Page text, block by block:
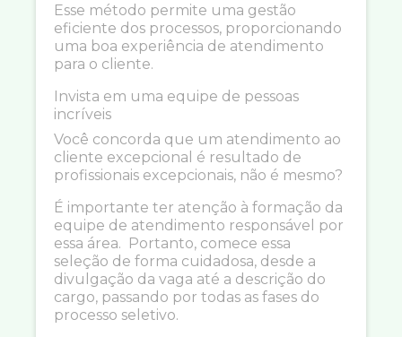
Esse método permite uma gestão
eficiente dos processos, proporcionando
uma boa experiência de atendimento
para o cliente.
Invista em uma equipe de pessoas
incríveis
Você concorda que um atendimento ao
cliente excepcional é resultado de
profissionais excepcionais, não é mesmo?
É importante ter atenção à formação da
equipe de atendimento responsável por
essa área. Portanto, comece essa
seleção de forma cuidadosa, desde a
divulgação da vaga até a descrição do
cargo, passando por todas as fases do
processo seletivo.